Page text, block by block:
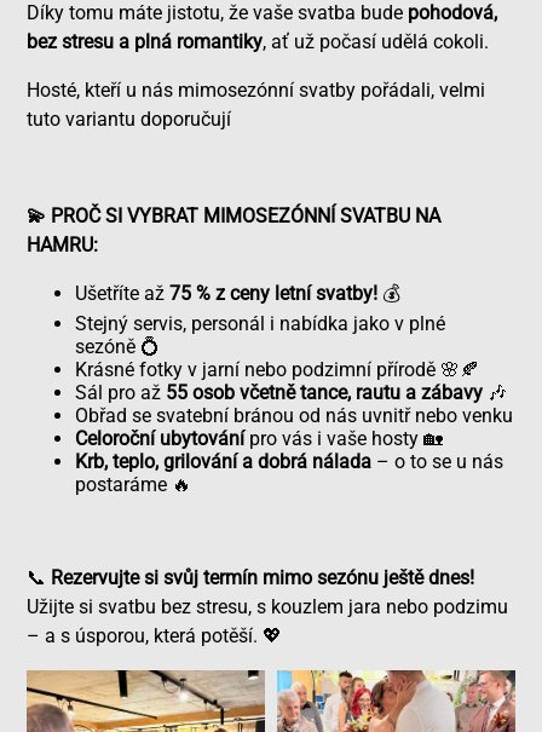
Díky tomu máte jistotu, že vaše svatba bude pohodová,
bez stresu a plná romantiky, ať už počasí udělá cokoli.
Hosté, kteří u nás mimosezónní svatby pořádali, velmi
tuto variantu doporučují
💫 PROČ SI VYBRAT MIMOSEZÓNNÍ SVATBU NA
HAMRU:
Ušetříte až75 % z ceny letní svatby! 💰
Stejný servis, personál i nabídka jako v plné
sezóně 💍
Krásné fotky v jarní nebo podzimní přírodě 🌸🍂
Sál pro až 55 osob včetně tance, rautu a zábavy 🎶
Obřad se svatební bránou od nás uvnitř nebo venku
Celoroční ubytovánípro vás i vaše hosty 🏡
Krb, teplo, grilování a dobrá nálada – o to se u nás
postaráme 🔥
📞 Rezervujte si svůj termín mimo sezónu ještě dnes!
Užijte si svatbu bez stresu, s kouzlem jara nebo podzimu
– a s úsporou, která potěší. 💖